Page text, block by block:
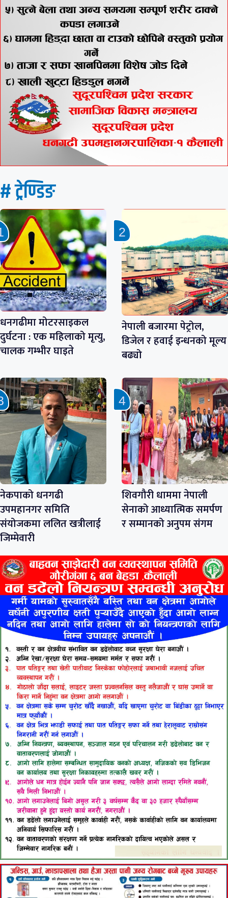
# ट्रेण्डिङ
धनगढीमा मोटरसाइकल
दुर्घटना : एक महिलाको मृत्यु,
चालक गम्भीर घाइते
नेपाली बजारमा पेट्रोल,
डिजेल र हवाई इन्धनको मूल्य
बढ्यो
नेकपाको धनगढी
उपमहानगर समिति
संयोजकमा ललित खत्रीलाई
जिम्मेवारी
शिवगौरी धाममा नेपाली
सेनाको आध्यात्मिक समर्पण
र सम्मानको अनुपम संगम